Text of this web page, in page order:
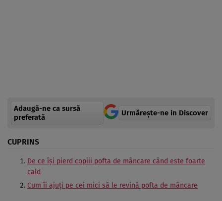
Adaugă-ne ca sursă
preferată
Urmărește-ne in Discover
CUPRINS
De ce își pierd copiii pofta de mâncare când este foarte
cald
Cum îi ajuți pe cei mici să le revină pofta de mâncare